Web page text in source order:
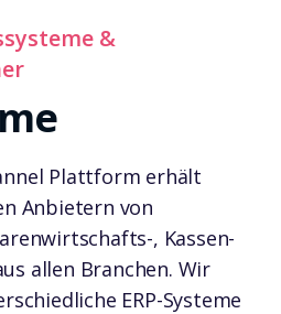
&
Plattform erhält
Anbietern von
, Kassen-
allen Branchen. Wir
ERP-Systeme